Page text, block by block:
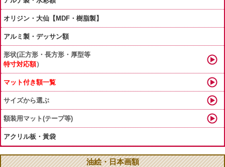
オリジン・大仙【MDF・樹脂製】
アルミ製・デッサン額
形状(正方形・長方形・厚型等
特寸対応額）
マット付き額一覧
サイズから選ぶ
額装用マット(テープ等)
アクリル板・黃袋
油絵・日本画額